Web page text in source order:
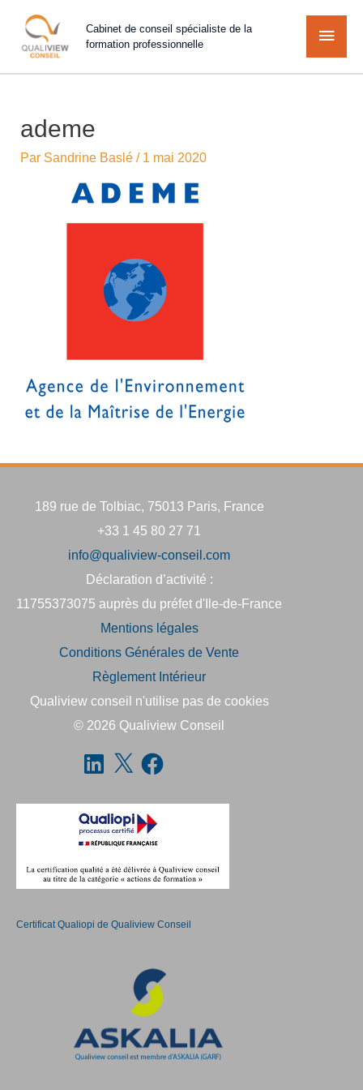
Cabinet de conseil spécialiste de la
formation professionnelle
ademe
Par Sandrine Baslé / 1 mai 2020
189 rue de Tolbiac, 75013 Paris, France
+33 1 45 80 27 71
info@qualiview-conseil.com
Déclaration d’activité :
11755373075 auprès du préfet d'Ile-de-France
Mentions légales
Conditions Générales de Vente
Règlement Intérieur
Qualiview conseil n'utilise pas de cookies
© 2026 Qualiview Conseil
Certificat Qualiopi de Qualiview Conseil